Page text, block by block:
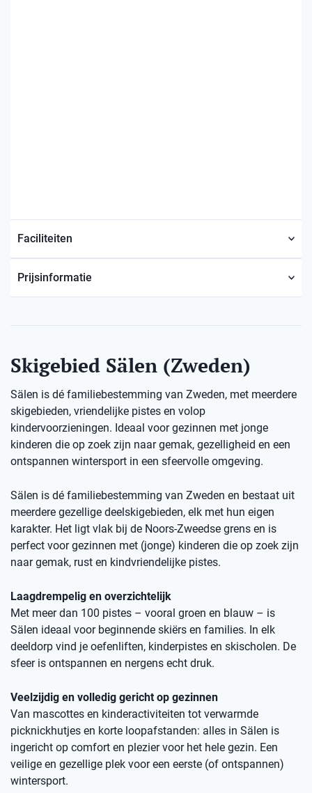
Faciliteiten
Prijsinformatie
Skigebied Sälen (Zweden)
Sälen is dé familiebestemming van Zweden, met meerdere
skigebieden, vriendelijke pistes en volop
kindervoorzieningen. Ideaal voor gezinnen met jonge
kinderen die op zoek zijn naar gemak, gezelligheid en een
ontspannen wintersport in een sfeervolle omgeving.
Sälen is dé familiebestemming van Zweden en bestaat uit
meerdere gezellige deelskigebieden, elk met hun eigen
karakter. Het ligt vlak bij de Noors-Zweedse grens en is
perfect voor gezinnen met (jonge) kinderen die op zoek zijn
naar gemak, rust en kindvriendelijke pistes.
Laagdrempelig en overzichtelijk
Met meer dan 100 pistes – vooral groen en blauw – is
Sälen ideaal voor beginnende skiërs en families. In elk
deeldorp vind je oefenliften, kinderpistes en skischolen. De
sfeer is ontspannen en nergens echt druk.
Veelzijdig en volledig gericht op gezinnen
Van mascottes en kinderactiviteiten tot verwarmde
picknickhutjes en korte loopafstanden: alles in Sälen is
ingericht op comfort en plezier voor het hele gezin. Een
veilige en gezellige plek voor een eerste (of ontspannen)
wintersport.